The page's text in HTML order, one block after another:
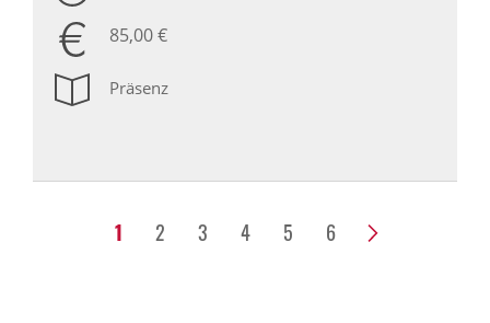
85,00 €
Präsenz
1 2 3 4 5 6 >